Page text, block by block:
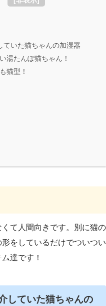
ていた猫ちゃんの加湿器
湯たんぽ猫ちゃん！
猫型！
て人間向きです。別に猫の
をしているだけでついつい
達です！
していた猫ちゃんの